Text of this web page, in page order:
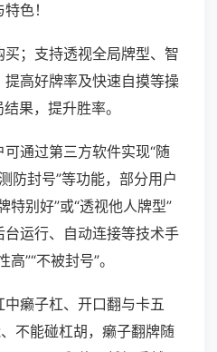
色！
；支持透视全局牌型、智
高好牌率及快速自摸等操
果，提升胜率。
通过第三方软件实现“随
防封号”等功能，部分用户
特别好”或“透视他人牌型”
运行、自动连接等技术手
”“不被封号”。
癞子杠、开口翻与卡五
不能碰杠胡，癞子翻牌随